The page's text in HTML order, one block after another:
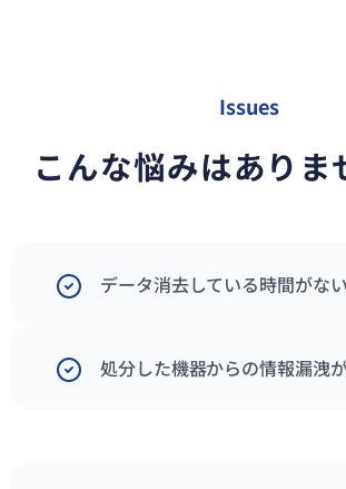
Issues
こんな悩みはありま
データ消去している時間がない
処分した機器からの情報漏洩